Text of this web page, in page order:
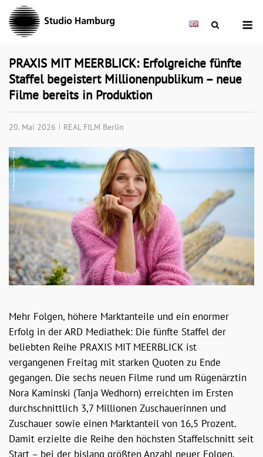
Skip
content
PRAXIS MIT MEERBLICK: Erfolgreiche fünfte
Staffel begeistert Millionenpublikum – neue
Filme bereits in Produktion
20. Mai 2026 REAL FILM Berlin
Mehr Folgen, höhere Marktanteile und ein enormer
Erfolg in der ARD Mediathek: Die fünfte Staffel der
beliebten Reihe PRAXIS MIT MEERBLICK ist
vergangenen Freitag mit starken Quoten zu Ende
gegangen. Die sechs neuen Filme rund um Rügenärztin
Nora Kaminski (Tanja Wedhorn) erreichten im Ersten
durchschnittlich 3,7 Millionen Zuschauerinnen und
Zuschauer sowie einen Marktanteil von 16,5 Prozent.
Damit erzielte die Reihe den höchsten Staffelschnitt seit
Start – bei der bislang größten Anzahl neuer Folgen.